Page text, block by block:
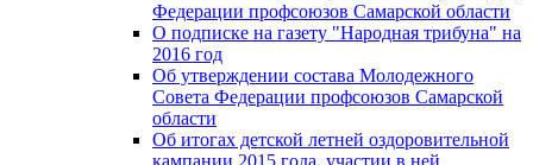
Федерации профсоюзов Самарской области
О подписке на газету "Народная трибуна" на
2016 год
Об утверждении состава Молодежного
Совета Федерации профсоюзов Самарской
области
Об итогах детской летней оздоровительной
кампании 2015 года, участии в ней